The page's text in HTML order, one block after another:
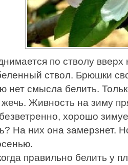
по стволу вверх
ствол. Брюшки
нет смысла белить.
Живность на зиму
хорошо
На них она замерзнет.
правильно белить у